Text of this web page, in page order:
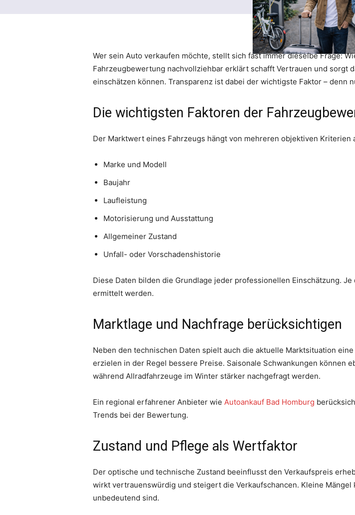
Wer sein Auto verkaufen möchte, stellt sich fast immer dieselbe Frage:
Fahrzeugbewertung nachvollziehbar erklärt schafft Vertrauen und sorgt
einschätzen können. Transparenz ist dabei der wichtigste Faktor – denn
Die wichtigsten Faktoren der
Der Marktwert eines Fahrzeugs hängt von mehreren objektiven Kriterien
Marke und Modell
Baujahr
Laufleistung
Motorisierung und Ausstattung
Allgemeiner Zustand
Unfall- oder Vorschadenshistorie
Diese Daten bilden die Grundlage jeder professionellen Einschätzung.
ermittelt werden.
Marktlage und Nachfrage berücksichtigen
Neben den technischen Daten spielt auch die aktuelle Marktsituation
erzielen in der Regel bessere Preise. Saisonale Schwankungen können
während Allradfahrzeuge im Winter stärker nachgefragt werden.
Ein regional erfahrener Anbieter wie Autoankauf Bad Homburg
Trends bei der Bewertung.
Zustand und Pflege als Wertfaktor
Der optische und technische Zustand beeinflusst den Verkaufspreis
wirkt vertrauenswürdig und steigert die Verkaufschancen. Kleine
unbedeutend sind.